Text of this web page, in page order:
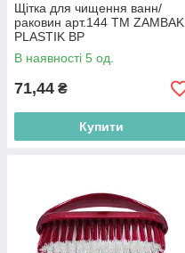
Щітка для чищення ванн/
раковин арт.144 ТМ ZAMBAK
PLASTIK BP
В наявності 5 од.
71,44 ₴
Купити